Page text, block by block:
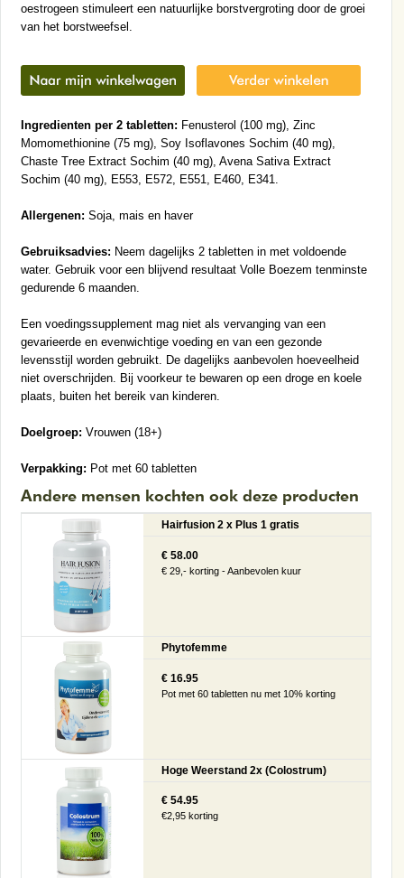
oestrogeen stimuleert een natuurlijke borstvergroting door de groei
van het borstweefsel.
Ingredienten per 2 tabletten: Fenusterol (100 mg), Zinc
Momomethionine (75 mg), Soy Isoflavones Sochim (40 mg),
Chaste Tree Extract Sochim (40 mg), Avena Sativa Extract
Sochim (40 mg), E553, E572, E551, E460, E341.
Allergenen: Soja, mais en haver
Gebruiksadvies: Neem dagelijks 2 tabletten in met voldoende
water. Gebruik voor een blijvend resultaat Volle Boezem tenminste
gedurende 6 maanden.
Een voedingssupplement mag niet als vervanging van een
gevarieerde en evenwichtige voeding en van een gezonde
levensstijl worden gebruikt. De dagelijks aanbevolen hoeveelheid
niet overschrijden. Bij voorkeur te bewaren op een droge en koele
plaats, buiten het bereik van kinderen.
Doelgroep: Vrouwen (18+)
Verpakking: Pot met 60 tabletten
Andere mensen kochten ook deze producten
Hairfusion 2 x Plus 1 gratis
€ 58.00
€ 29,- korting - Aanbevolen kuur
Phytofemme
€ 16.95
Pot met 60 tabletten nu met 10% korting
Hoge Weerstand 2x (Colostrum)
€ 54.95
€2,95 korting